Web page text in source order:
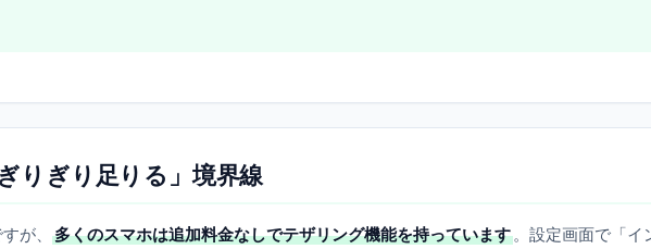
りぎり足りる」境界線
が、 多くのスマホは追加料金なしでテザリング機能を持っています。設定画面で「イ